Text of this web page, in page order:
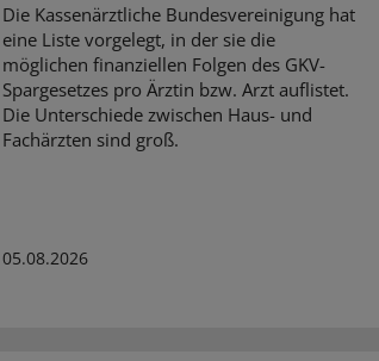
Die Kassenärztliche Bundesvereinigung hat
eine Liste vorgelegt, in der sie die
möglichen finanziellen Folgen des GKV-
Spargesetzes pro Ärztin bzw. Arzt auflistet.
Die Unterschiede zwischen Haus- und
Fachärzten sind groß.
05.08.2026